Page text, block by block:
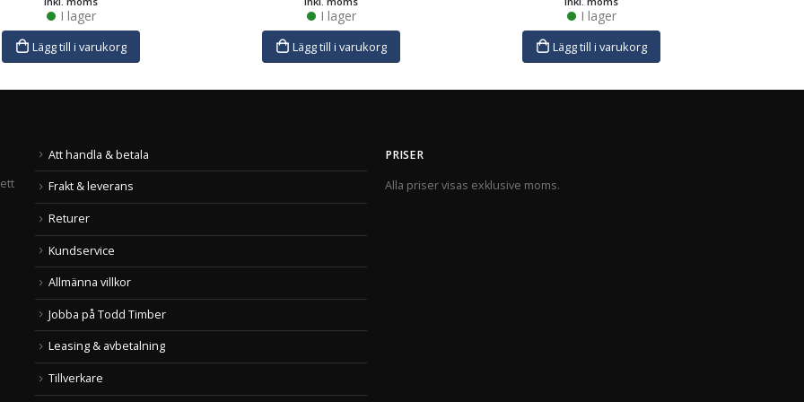
I lager
Lägg till i varukorg
I lager
Lägg till i varukorg
I lager
Lägg till i varukorg
Att handla & betala
Frakt & leverans
Returer
Kundservice
Allmänna villkor
Jobba på Todd Timber
Leasing & avbetalning
Tillverkare
PRISER
Alla priser visas exklusive moms.